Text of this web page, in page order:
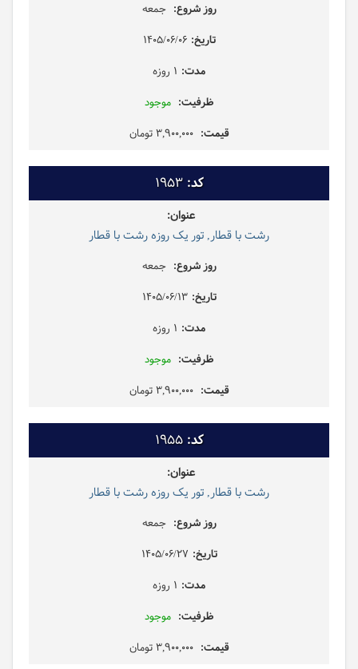
جمعه
1405/06/06
1 روزه
موجود
3,900,000 تومان
1953
رشت با قطار, تور یک روزه رشت با قطار
جمعه
1405/06/13
1 روزه
موجود
3,900,000 تومان
1955
رشت با قطار, تور یک روزه رشت با قطار
جمعه
1405/06/27
1 روزه
موجود
3,900,000 تومان